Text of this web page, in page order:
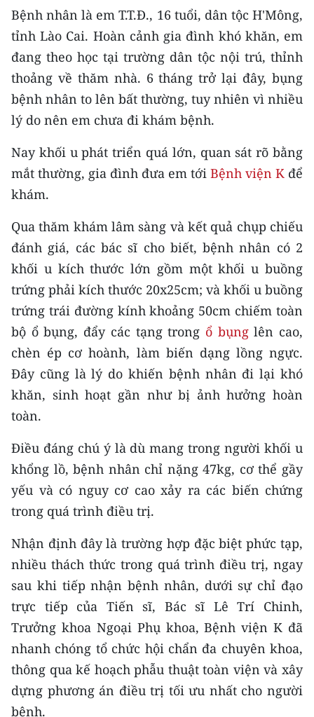
CHƯƠNG TRÌNH OCOP - MỖI XÃ
MỘT SẢN PHẨM
RADIO
MEDIA CENTER
E-Magazine
Media Kinh tế
Media Văn hóa
Media Xã hội
Media Pháp luật
Media Du lịch
Media Thế giới
Media Giáo dục
Media Y tế
Media Khoa học - Công nghệ
Media Môi trường
Ảnh
Infographic
TIN ĐỊA PHƯƠNG
Bệnh nhân là em T.T.Đ., 16 tuổi, dân tộc H'Mông,
tỉnh Lào Cai. Hoàn cảnh gia đình khó khăn, em
đang theo học tại trường dân tộc nội trú, thỉnh
thoảng về thăm nhà. 6 tháng trở lại đây, bụng
bệnh nhân to lên bất thường, tuy nhiên vì nhiều
lý do nên em chưa đi khám bệnh.
Nay khối u phát triển quá lớn, quan sát rõ bằng
mắt thường, gia đình đưa em tới Bệnh viện K để
khám.
Qua thăm khám lâm sàng và kết quả chụp chiếu
đánh giá, các bác sĩ cho biết, bệnh nhân có 2
khối u kích thước lớn gồm một khối u buồng
trứng phải kích thước 20x25cm; và khối u buồng
trứng trái đường kính khoảng 50cm chiếm toàn
bộ ổ bụng, đẩy các tạng trong ổ bụnglên cao,
chèn ép cơ hoành, làm biến dạng lồng ngực.
Đây cũng là lý do khiến bệnh nhân đi lại khó
khăn, sinh hoạt gần như bị ảnh hưởng hoàn
toàn.
Điều đáng chú ý là dù mang trong người khối u
khổng lồ, bệnh nhân chỉ nặng 47kg, cơ thể gầy
yếu và có nguy cơ cao xảy ra các biến chứng
trong quá trình điều trị.
Nhận định đây là trường hợp đặc biệt phức tạp,
nhiều thách thức trong quá trình điều trị, ngay
sau khi tiếp nhận bệnh nhân, dưới sự chỉ đạo
trực tiếp của Tiến sĩ, Bác sĩ Lê Trí Chinh,
Trưởng khoa Ngoại Phụ khoa, Bệnh viện K đã
nhanh chóng tổ chức hội chẩn đa chuyên khoa,
thông qua kế hoạch phẫu thuật toàn viện và xây
dựng phương án điều trị tối ưu nhất cho người
bệnh.